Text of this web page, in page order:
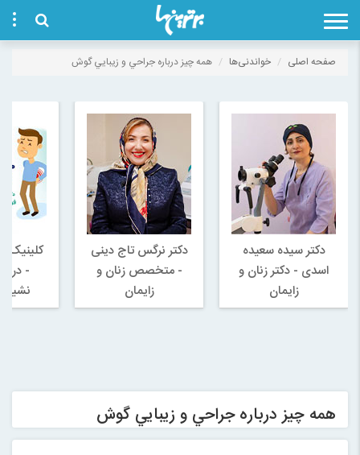
صفحه اصلی خواندنی‌ها همه چيز درباره جراحي و زيبايي گوش
دکتر سیده سعیده
اسدی - دکتر زنان و
زایمان
دکتر نرگس تاج دینی
- متخصص زنان و
زایمان
کلینیک
-
همه چيز درباره جراحي و زيبايي گوش